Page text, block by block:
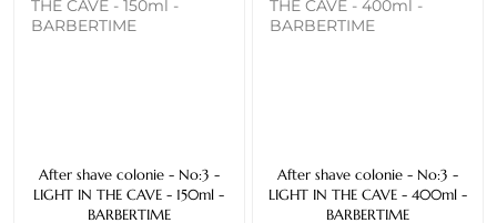
After shave colonie - No:3 -
LIGHT IN THE CAVE - 150ml -
BARBERTIME
After shave colonie - No:3 -
LIGHT IN THE CAVE - 400ml -
BARBERTIME